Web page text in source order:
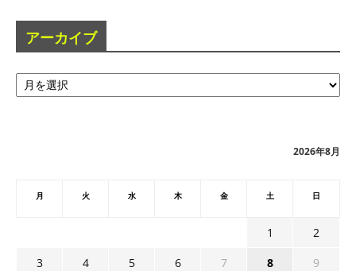
アーカイブ
ア
ー
2026年8月
月 火 水 木 金 土 日
1
2
3
4 5 6 7 8
9